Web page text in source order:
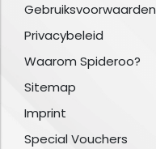
Gebruiksvoorwaarden
Privacybeleid
Waarom Spideroo?
Sitemap
Imprint
Special Vouchers